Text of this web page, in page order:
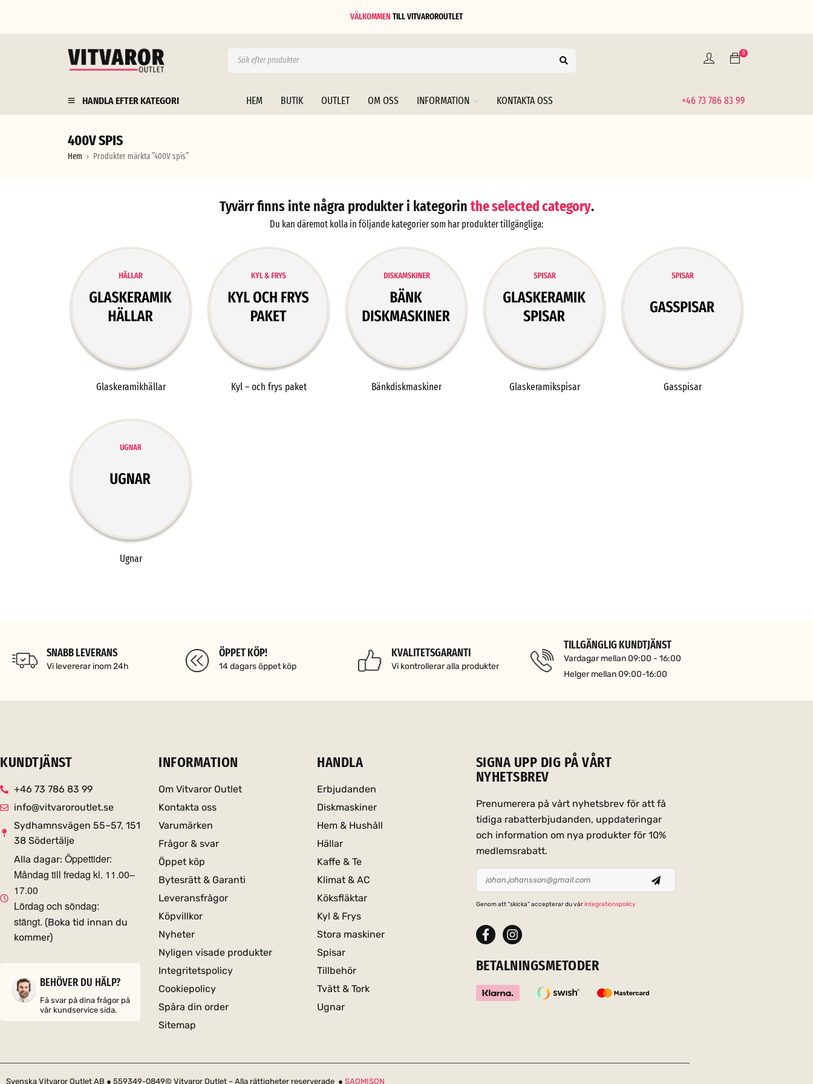
VÄLKOMMEN TILLVITVAROROUTLET
0
HANDLA EFTER KATEGORI HEM BUTIK OUTLET OM OSS INFORMATION KONTAKTA OSS +46 73 786 83 99
400V SPIS
Hem › Produkter märkta ”400V spis”
Tyvärr finns inte några produkter i kategorin the selected category.
Du kan däremot kolla in följande kategorier som har produkter tillgängliga:
Glaskeramikhällar Kyl – och frys paket Bänkdiskmaskiner Glaskeramikspisar Gasspisar
Ugnar
SNABB LEVERANS
Vi levererar inom 24h
ÖPPET KÖP!
14 dagars öppet köp
KVALITETSGARANTI
Vi kontrollerar alla produkter
TILLGÄNGLIG KUNDTJÄNST
Vardagar mellan 09:00 - 16:00
Helger mellan 09:00-16:00
KUNDTJÄNST
+46 73 786 83 99
info@vitvaroroutlet.se
Sydhamnsvägen 55–57, 151
38 Södertälje
Alla dagar: Öppettider:
Måndag till fredag kl. 11.00–
17.00
Lördag och söndag:
stängt. (Boka tid innan du
kommer)
BEHÖVER DU HÄLP?
Få svar på dina frågor på
vår kundservice sida.
INFORMATION
Om Vitvaror Outlet
Kontakta oss
Varumärken
Frågor & svar
Öppet köp
Bytesrätt & Garanti
Leveransfrågor
Köpvillkor
Nyheter
Nyligen visade produkter
Integritetspolicy
Cookiepolicy
Spåra din order
Sitemap
HANDLA
Erbjudanden
Diskmaskiner
Hem & Hushåll
Hällar
Kaffe & Te
Klimat & AC
Köksfläktar
Kyl & Frys
Stora maskiner
Spisar
Tillbehör
Tvätt & Tork
Ugnar
SIGNA UPP DIG PÅ VÅRT
NYHETSBREV
Prenumerera på vårt nyhetsbrev för att få
tidiga rabatterbjudanden, uppdateringar
och information om nya produkter för 10%
medlemsrabatt.
Genom att “skicka” accepterar du vårintegrationspolicy
BETALNINGSMETODER
Svenska Vitvaror Outlet AB ● 559349-0849© Vitvaror Outlet – Alla rättigheter reserverade ● SAOMISON